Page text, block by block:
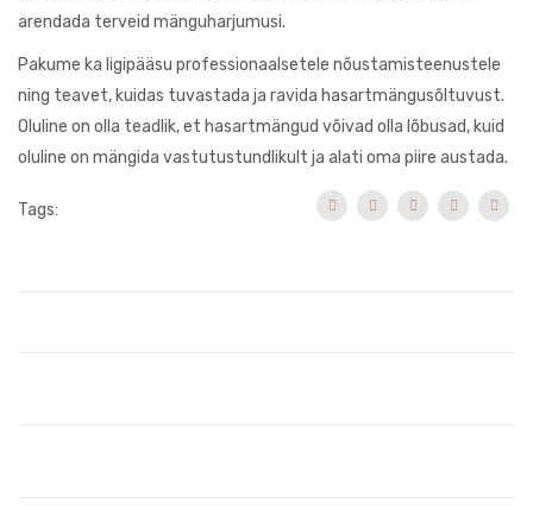
arendada terveid mänguharjumusi.
Pakume ka ligipääsu professionaalsetele nõustamisteenustele
ning teavet, kuidas tuvastada ja ravida hasartmängusõltuvust.
Oluline on olla teadlik, et hasartmängud võivad olla lõbusad, kuid
oluline on mängida vastutustundlikult ja alati oma piire austada.
Tags: